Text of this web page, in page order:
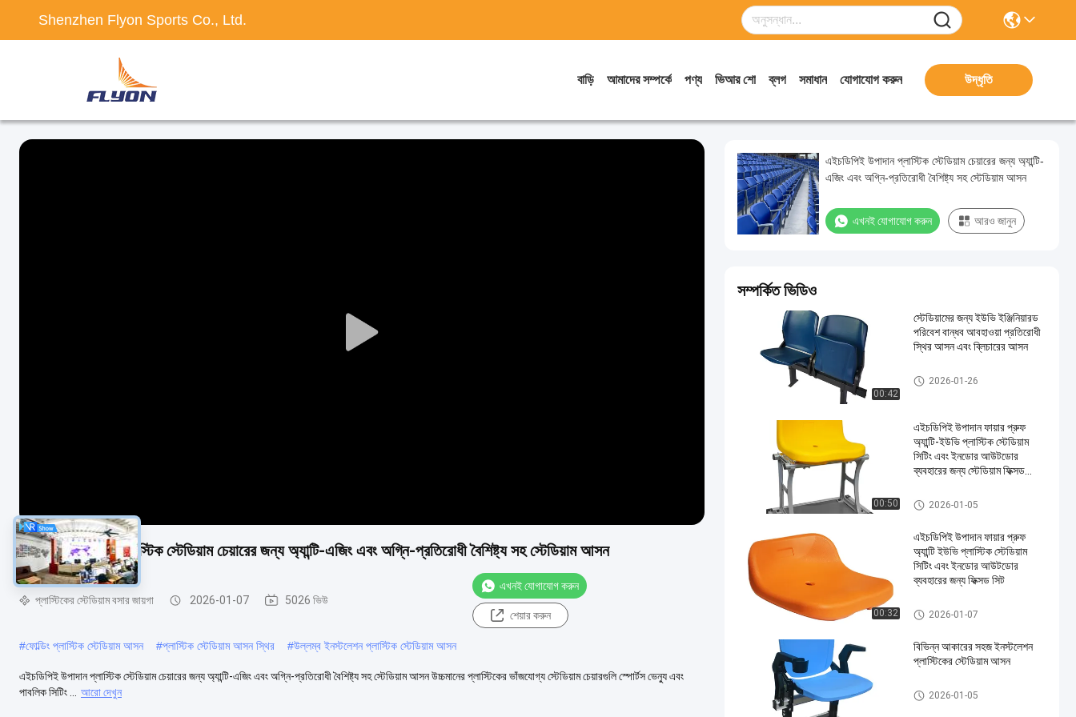
Shenzhen Flyon Sports Co., Ltd.
বাড়ি আমাদের সম্পর্কে পণ্য ভিআর শো ব্লগ সমাধান যোগাযোগ করুন উদ্ধৃতি
Play
এইচডিপিই উপাদান প্লাস্টিক স্টেডিয়াম চেয়ারের জন্য অ্যান্টি-এজিং এবং অগ্নি-প্রতিরোধী বৈশিষ্ট্য সহ স্টেডিয়াম আসন
প্লাস্টিকের স্টেডিয়াম বসার জায়গা 2026-01-07 5026 ভিউ
এখনই যোগাযোগ করুন
শেয়ার করুন
#ফোল্ডিং প্লাস্টিক স্টেডিয়াম আসন #প্লাস্টিক স্টেডিয়াম আসন স্থির #উল্লম্ব ইনস্টলেশন প্লাস্টিক স্টেডিয়াম আসন
এইচডিপিই উপাদান প্লাস্টিক স্টেডিয়াম চেয়ারের জন্য অ্যান্টি-এজিং এবং অগ্নি-প্রতিরোধী বৈশিষ্ট্য সহ স্টেডিয়াম আসন উচ্চমানের প্লাস্টিকের ভাঁজযোগ্য স্টেডিয়াম চেয়ারগুলি স্পোর্টস ভেন্যু এবং
পাবলিক সিটিং ...
আরো দেখুন
এইচডিপিই উপাদান প্লাস্টিক স্টেডিয়াম চেয়ারের জন্য অ্যান্টি-
এজিং এবং অগ্নি-প্রতিরোধী বৈশিষ্ট্য সহ স্টেডিয়াম আসন
এখনই যোগাযোগ করুন আরও জানুন
সম্পর্কিত ভিডিও
00:42
স্টেডিয়ামের জন্য ইউভি ইঞ্জিনিয়ারড
পরিবেশ বান্ধব আবহাওয়া প্রতিরোধী
স্থির আসন এবং ব্লিচারের আসন
প্লাস্টিকের স্টেডিয়াম বসার জায়গা
2026-01-26
00:50
এইচডিপিই উপাদান ফায়ার প্রুফ
অ্যান্টি-ইউভি প্লাস্টিক স্টেডিয়াম
সিটিং এবং ইনডোর আউটডোর
ব্যবহারের জন্য স্টেডিয়াম ফিক্সড
প্লাস্টিকের স্টেডিয়াম বসার জায়গা
2026-01-05
00:32
এইচডিপিই উপাদান ফায়ার প্রুফ
অ্যান্টি ইউভি প্লাস্টিক স্টেডিয়াম
সিটিং এবং ইনডোর আউটডোর
ব্যবহারের জন্য ফিক্সড সিট
প্লাস্টিকের স্টেডিয়াম বসার জায়গা
2026-01-07
বিভিন্ন আকারের সহজ ইনস্টলেশন
প্লাস্টিকের স্টেডিয়াম আসন
প্লাস্টিকের স্টেডিয়াম বসার জায়গা
2026-01-05